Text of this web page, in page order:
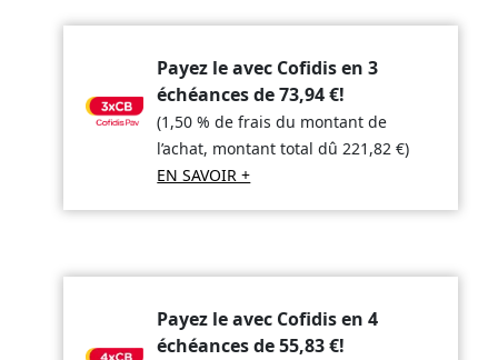
Payez le avec Cofidis en 3
échéances de73,94€!
(1,50 % de frais du montant de
l’achat, montant total dû221,82€)
EN SAVOIR +
Payez le avec Cofidis en 4
échéances de55,83€!